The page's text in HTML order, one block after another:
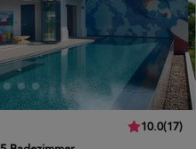
10.0(17)